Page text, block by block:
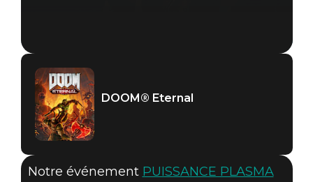
DOOM® Eternal
Notre événement PUISSANCE PLASMA